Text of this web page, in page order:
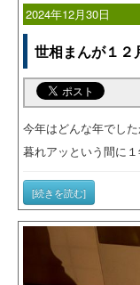
2024年12月30日
世相まんが１２
今年はどんな年でし
暮れアッという間に
[続きを読む]